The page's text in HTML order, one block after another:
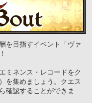
を目指すイベント「ヴァ
ミネンス・レコードをク
を集めましょう。クエス
確認することができま